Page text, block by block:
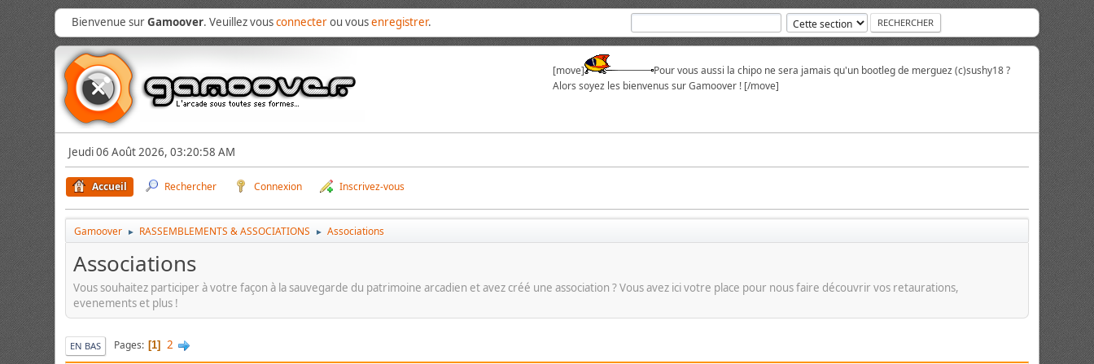
Bienvenue surGamoover. Veuillez vousconnecterou vousenregistrer.
[move]
Pour vous aussi la chipo ne sera jamais qu'un bootleg de merguez (c)sushy18 ?
Alors soyez les bienvenus sur Gamoover ! [/move]
Jeudi 06 Août 2026, 03:20:58 AM
Accueil Rechercher Connexion Inscrivez-vous
Gamoover ► RASSEMBLEMENTS & ASSOCIATIONS ► Associations
Associations
Vous souhaitez participer à votre façon à la sauvegarde du patrimoine arcadien et avez créé une association ? Vous avez ici votre place pour nous faire découvrir vos retaurations,
evenements et plus !
EN BAS Pages 1
2